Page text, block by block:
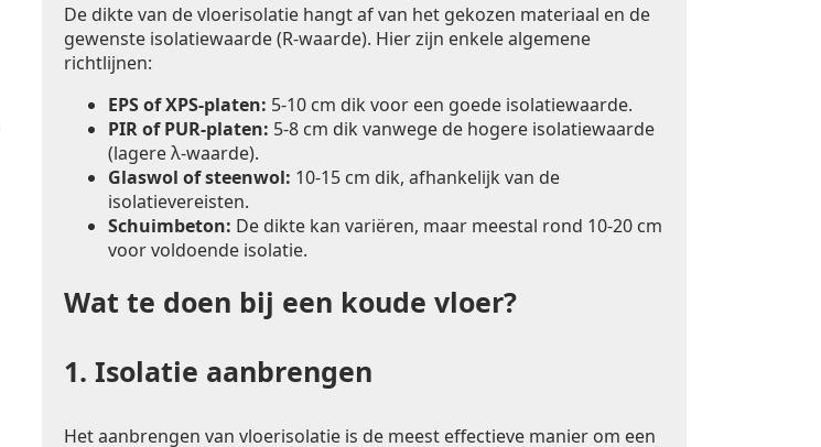
De dikte van de vloerisolatie hangt af van het gekozen materiaal en de
gewenste isolatiewaarde (R-waarde). Hier zijn enkele algemene
richtlijnen:
EPS of XPS-platen: 5-10 cm dik voor een goede isolatiewaarde.
PIR of PUR-platen: 5-8 cm dik vanwege de hogere isolatiewaarde
(lagere λ-waarde).
Glaswol of steenwol: 10-15 cm dik, afhankelijk van de
isolatievereisten.
Schuimbeton: De dikte kan variëren, maar meestal rond 10-20 cm
voor voldoende isolatie.
Wat te doen bij een koude vloer?
1. Isolatie aanbrengen
Het aanbrengen van vloerisolatie is de meest effectieve manier om een